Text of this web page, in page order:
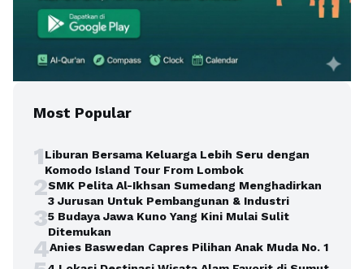
Most Popular
1Liburan Bersama Keluarga Lebih Seru dengan
Komodo Island Tour From Lombok
2SMK Pelita Al-Ikhsan Sumedang Menghadirkan
3 Jurusan Untuk Pembangunan & Industri
35 Budaya Jawa Kuno Yang Kini Mulai Sulit
Ditemukan
4Anies Baswedan Capres Pilihan Anak Muda No. 1